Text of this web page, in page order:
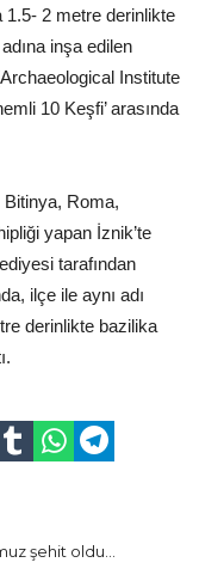
1.5- 2 metre derinlikte
inşa edilen
Institute
10 Keşfi’ arasında
Bitinya, Roma,
yapan İznik’te
tarafından
ilçe ile aynı adı
derinlikte bazilika
şehit oldu…